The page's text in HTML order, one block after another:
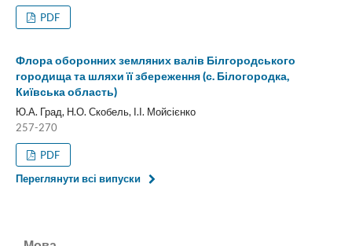
PDF
Флора оборонних земляних валів Білгородського
городища та шляхи її збереження (с. Білогородка,
Київська область)
Ю.А. Град, Н.О. Скобель, І.І. Мойсієнко
257-270
PDF
Переглянути всі випуски